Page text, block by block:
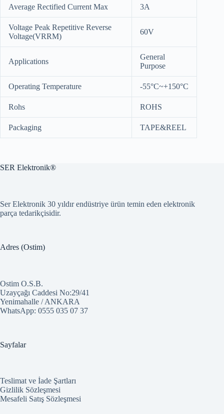
Average Rectified Current Max 3A
Voltage Peak Repetitive Reverse
Voltage(VRRM)
60V
Applications
General
Purpose
Operating Temperature -55°C~+150°C
Rohs ROHS
Packaging TAPE&REEL
SER Elektronik®
Ser Elektronik 30 yıldır endüstriye ürün temin eden elektronik
parça tedarikçisidir.
Adres (Ostim)
Ostim O.S.B.
Uzayçağı Caddesi No:29/41
Yenimahalle / ANKARA
WhatsApp: 0555 035 07 37
Sayfalar
Teslimat ve İade Şartları
Gizlilik Sözleşmesi
Mesafeli Satış Sözleşmesi